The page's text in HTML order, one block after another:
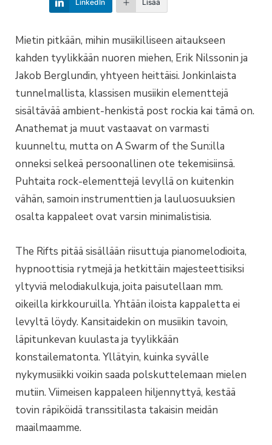
LinkedIn Lisää
Mietin pitkään, mihin musiikilliseen aitaukseen
kahden tyylikkään nuoren miehen, Erik Nilssonin ja
Jakob Berglundin, yhtyeen heittäisi. Jonkinlaista
tunnelmallista, klassisen musiikin elementtejä
sisältävää ambient-henkistä post rockia kai tämä on.
Anathemat ja muut vastaavat on varmasti
kuunneltu, mutta on A Swarm of the Sun:illa
onneksi selkeä persoonallinen ote tekemisiinsä.
Puhtaita rock-elementtejä levyllä on kuitenkin
vähän, samoin instrumenttien ja lauluosuuksien
osalta kappaleet ovat varsin minimalistisia.
The Rifts pitää sisällään riisuttuja pianomelodioita,
hypnoottisia rytmejä ja hetkittäin majesteettisiksi
yltyviä melodiakulkuja, joita paisutellaan mm.
oikeilla kirkkouruilla. Yhtään iloista kappaletta ei
levyltä löydy. Kansitaidekin on musiikin tavoin,
läpitunkevan kuulasta ja tyylikkään
konstailematonta. Yllätyin, kuinka syvälle
nykymusiikki voikin saada polskuttelemaan mielen
mutiin. Viimeisen kappaleen hiljennyttyä, kestää
tovin räpiköidä transsitilasta takaisin meidän
maailmaamme.